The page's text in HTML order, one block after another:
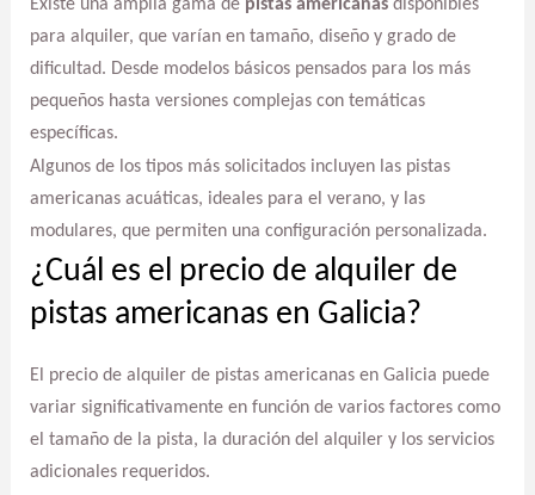
Existe una amplia gama de pistas americanasdisponibles
para alquiler, que varían en tamaño, diseño y grado de
dificultad. Desde modelos básicos pensados para los más
pequeños hasta versiones complejas con temáticas
específicas.
Algunos de los tipos más solicitados incluyen las pistas
americanas acuáticas, ideales para el verano, y las
modulares, que permiten una configuración personalizada.
¿Cuál es el precio de alquiler de
pistas americanas en Galicia?
El precio de alquiler de pistas americanas en Galicia puede
variar significativamente en función de varios factores como
el tamaño de la pista, la duración del alquiler y los servicios
adicionales requeridos.